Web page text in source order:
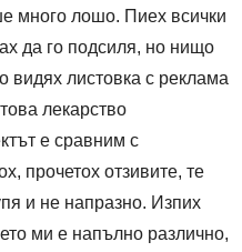
много лошо. Пиех всички
да го подсиля, но нищо
видях листовка с реклама
лекарство
е сравним с
прочетох отзивите, те
и не напразно. Изпих
ми е напълно различно,